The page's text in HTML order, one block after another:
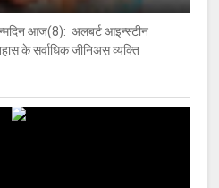
आज(8): अलबर्ट आइन्स्टीन
के सर्वाधिक जीनिअस व्यक्ति